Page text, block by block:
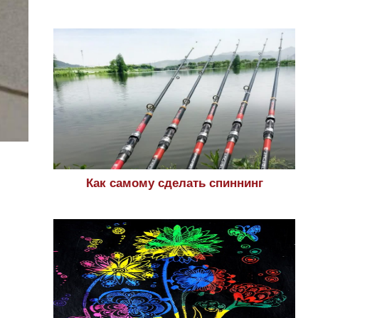
Как самому сделать спиннинг